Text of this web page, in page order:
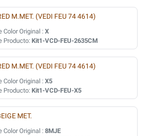
M.MET. (VEDI FEU 74 4614)
Color Original : X
Producto: Kit1-VCD-FEU-2635CM
M.MET. (VEDI FEU 74 4614)
Color Original : X5
Producto: Kit1-VCD-FEU-X5
MET.
Color Original : 8MJE